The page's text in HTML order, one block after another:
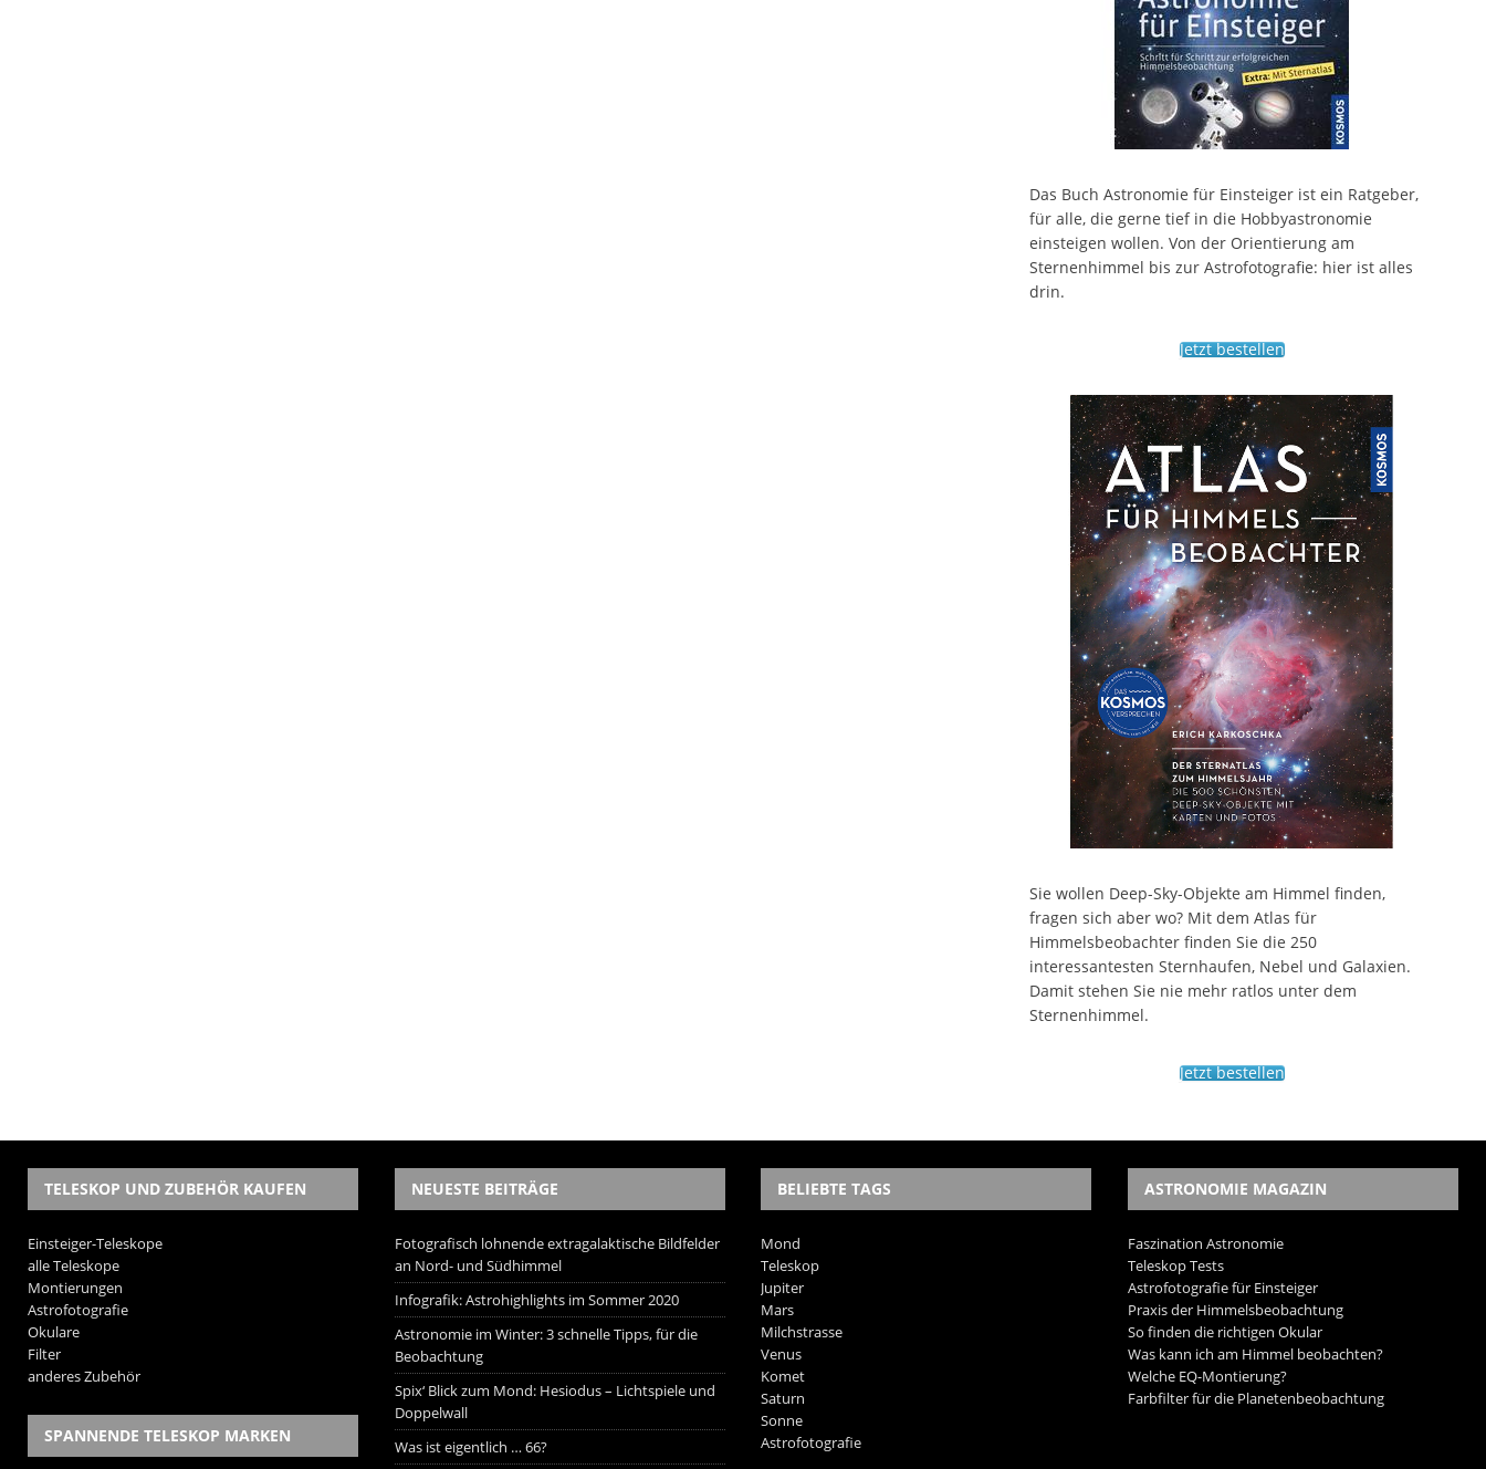
Das Buch Astronomie für Einsteiger ist ein Ratgeber,
für alle, die gerne tief in die Hobbyastronomie
einsteigen wollen. Von der Orientierung am
Sternenhimmel bis zur Astrofotografie: hier ist alles
drin.
Jetzt bestellen
Sie wollen Deep-Sky-Objekte am Himmel finden,
fragen sich aber wo? Mit dem Atlas für
Himmelsbeobachter finden Sie die 250
interessantesten Sternhaufen, Nebel und Galaxien.
Damit stehen Sie nie mehr ratlos unter dem
Sternenhimmel.
Jetzt bestellen
TELESKOP UND ZUBEHÖR KAUFEN
Einsteiger-Teleskope
alle Teleskope
Montierungen
Astrofotografie
Okulare
Filter
anderes Zubehör
SPANNENDE TELESKOP MARKEN
NEUESTE BEITRÄGE
Fotografisch lohnende extragalaktische Bildfelder
an Nord- und Südhimmel
Infografik: Astrohighlights im Sommer 2020
Astronomie im Winter: 3 schnelle Tipps, für die
Beobachtung
Spix‘ Blick zum Mond: Hesiodus – Lichtspiele und
Doppelwall
Was ist eigentlich … 66?
BELIEBTE TAGS
Mond
Teleskop
Jupiter
Mars
Milchstrasse
Venus
Komet
Saturn
Sonne
Astrofotografie
ASTRONOMIE MAGAZIN
Faszination Astronomie
Teleskop Tests
Astrofotografie für Einsteiger
Praxis der Himmelsbeobachtung
So finden die richtigen Okular
Was kann ich am Himmel beobachten?
Welche EQ-Montierung?
Farbfilter für die Planetenbeobachtung